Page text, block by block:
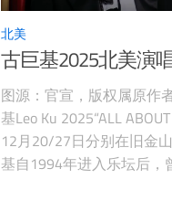
北美
古巨基2025北美演
图源：官宣，版权属原作
基Leo Ku 2025“ALL
12月20/27日分别在旧金
基自1994年进入乐坛后，